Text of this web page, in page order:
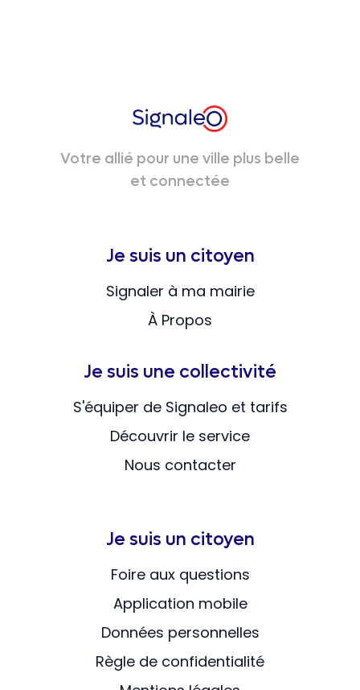
Votre allié pour une ville plus belle
et connectée
Je suis un citoyen
Signaler à ma mairie
À Propos
Je suis une collectivité
S'équiper de Signaleo et tarifs
Découvrir le service
Nous contacter
Je suis un citoyen
Foire aux questions
Application mobile
Données personnelles
Règle de confidentialité